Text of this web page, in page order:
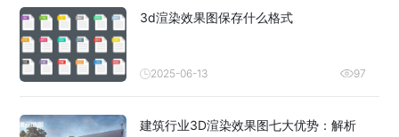
3d渲染效果图保存什么格式
2025-06-13 97
建筑行业3D渲染效果图七大优势：解析